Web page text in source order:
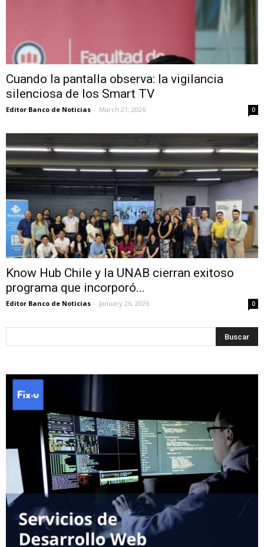
Cuando la pantalla observa: la vigilancia
silenciosa de los Smart TV
Editor Banco de Noticias - March 21, 2026 0
Know Hub Chile y la UNAB cierran exitoso
programa que incorporó...
Editor Banco de Noticias - January 26, 2026 0